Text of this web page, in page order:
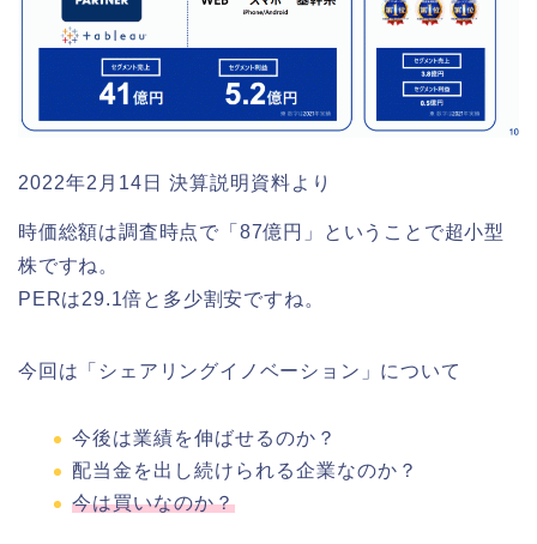
2022年2月14日 決算説明資料より
時価総額は調査時点で「87億円」ということで超小型
株ですね。
PERは29.1倍と多少割安ですね。
今回は「シェアリングイノベーション」について
今後は業績を伸ばせるのか？
配当金を出し続けられる企業なのか？
今は買いなのか？